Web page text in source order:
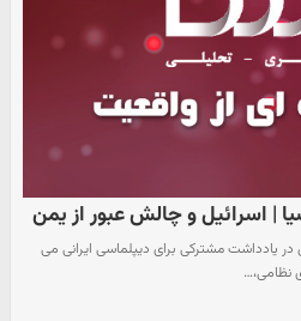
| اسرائیل و چالش عبور از یمن
یادداشت مشترکی برای دیپلماسی ایرانی می
نظامی،…